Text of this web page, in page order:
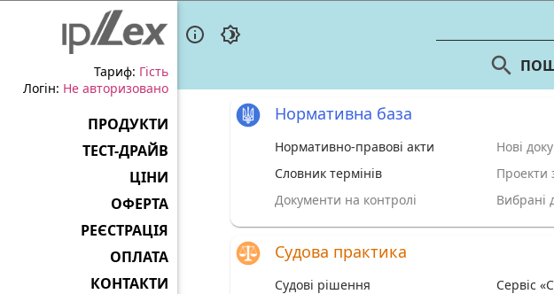
Тариф: Гість
Логін: Не авторизовано
ПРОДУКТИ
ТЕСТ-ДРАЙВ
ЦІНИ
ОФЕРТА
РЕЄСТРАЦІЯ
ОПЛАТА
КОНТАКТИ
Нормативна база
Нормативно-правові акти Нові
Словник термінів
Проекти
Документи на контролі
Вибрані
Судова практика
Судові рішення Сервіс